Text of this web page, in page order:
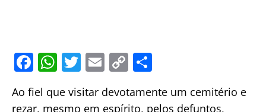
F
a
c
W
at
T
w
itt
E
m
ai
C
p ar
Ao fiel que visitar devotamente um cemitério e
rezar, mesmo em espírito, pelos defuntos,